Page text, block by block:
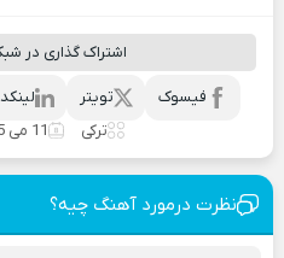
اشتراک گذاری در
تویتر
فیسوک
ترکی
11 می 2025
نظرت درمورد آهنگ چیه؟